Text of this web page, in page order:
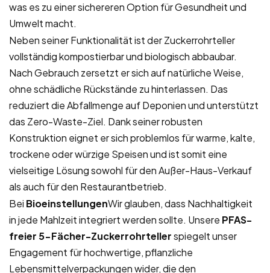
was es zu einer sichereren Option für Gesundheit und
Umwelt macht.
Neben seiner Funktionalität ist der Zuckerrohrteller
vollständig kompostierbar und biologisch abbaubar.
Nach Gebrauch zersetzt er sich auf natürliche Weise,
ohne schädliche Rückstände zu hinterlassen. Das
reduziert die Abfallmenge auf Deponien und unterstützt
das Zero-Waste-Ziel. Dank seiner robusten
Konstruktion eignet er sich problemlos für warme, kalte,
trockene oder würzige Speisen und ist somit eine
vielseitige Lösung sowohl für den Außer-Haus-Verkauf
als auch für den Restaurantbetrieb.
Bei BioeinstellungenWir glauben, dass Nachhaltigkeit
in jede Mahlzeit integriert werden sollte. Unsere PFAS-
freier 5-Fächer-Zuckerrohrtellerspiegelt unser
Engagement für hochwertige, pflanzliche
Lebensmittelverpackungen wider, die den